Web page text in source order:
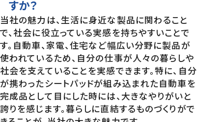
すか？
当社の魅力は、生活に身近な製品に関わること
で、社会に役立っている実感を持ちやすいことで
す。自動車、家電、住宅など幅広い分野に製品が
使われているため、自分の仕事が人々の暮らしや
社会を支えていることを実感できます。特に、自分
が携わったシートパッドが組み込まれた自動車を
完成品として目にした時には、大きなやりがいと
誇りを感じます。暮らしに直結するものづくりがで